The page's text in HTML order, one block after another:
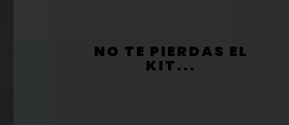
NO TE PIERDAS EL
KIT...